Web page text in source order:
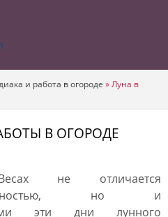
и работа в огороде »Луна в
В ОГОРОДЕ
не отличается
но и
эти дни лунного